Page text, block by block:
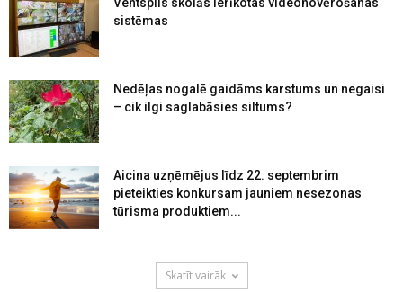
Ventspils skolās ierīkotas videonovērošanas
sistēmas
Nedēļas nogalē gaidāms karstums un negaisi
– cik ilgi saglabāsies siltums?
Aicina uzņēmējus līdz 22. septembrim
pieteikties konkursam jauniem nesezonas
tūrisma produktiem...
Skatīt vairāk